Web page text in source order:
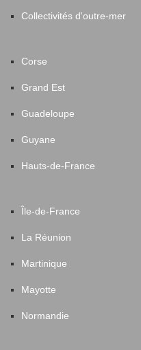
Collectivités d'outre-mer
Corse
Grand Est
Guadeloupe
Guyane
Hauts-de-France
Île-de-France
La Réunion
Martinique
Mayotte
Normandie